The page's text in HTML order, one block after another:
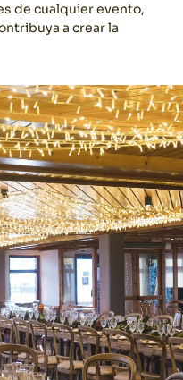
de cualquier evento,
a crear la